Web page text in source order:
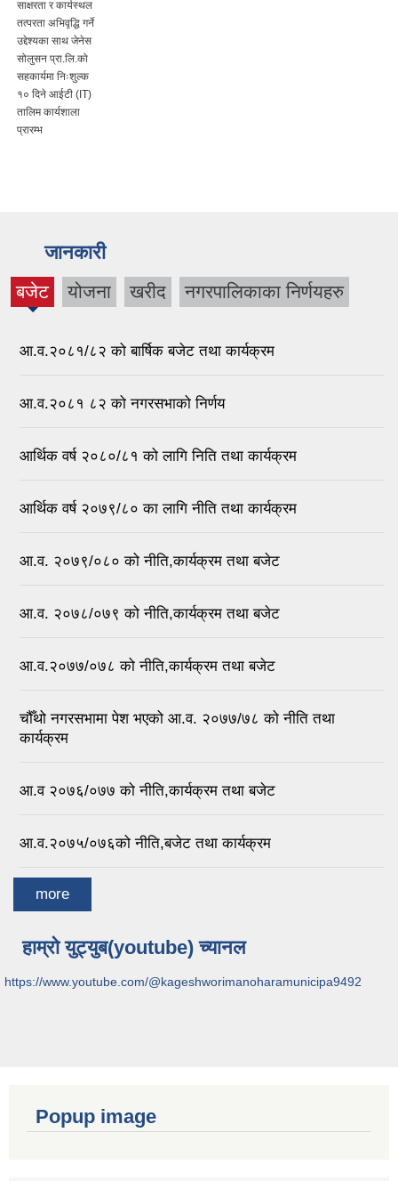
साक्षरता र कार्यस्थल
तत्परता अभिवृद्धि गर्ने
उद्देश्यका साथ जेनेस
सोलुसन प्रा.लि.को
सहकार्यमा निःशुल्क
१० दिने आईटी (IT)
तालिम कार्यशाला
प्रारम्भ
जानकारी
बजेट
(active
योजना खरीद नगरपालिकाका निर्णयहरु
आ.व.२०८१/८२ को बार्षिक बजेट तथा कार्यक्रम
आ.व.२०८१ ८२ को नगरसभाको निर्णय
आर्थिक वर्ष २०८०/८१ को लागि निति तथा कार्यक्रम
आर्थिक वर्ष २०७९/८० का लागि नीति तथा कार्यक्रम
आ.व. २०७९/०८० को नीति,कार्यक्रम तथा बजेट
आ.व. २०७८/०७९ को नीति,कार्यक्रम तथा बजेट
आ.व.२०७७/०७८ को नीति,कार्यक्रम तथा बजेट
चौँथो नगरसभामा पेश भएको आ.व. २०७७/७८ को नीति तथा
कार्यक्रम
आ.व २०७६/०७७ को नीति,कार्यक्रम तथा बजेट
आ.व.२०७५/०७६को नीति,बजेट तथा कार्यक्रम
more
हाम्रो युट्युब(youtube) च्यानल
https://www.youtube.com/@kageshworimanoharamunicipa9492
Popup image